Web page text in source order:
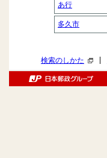
あ行
多久市
検索のしかた